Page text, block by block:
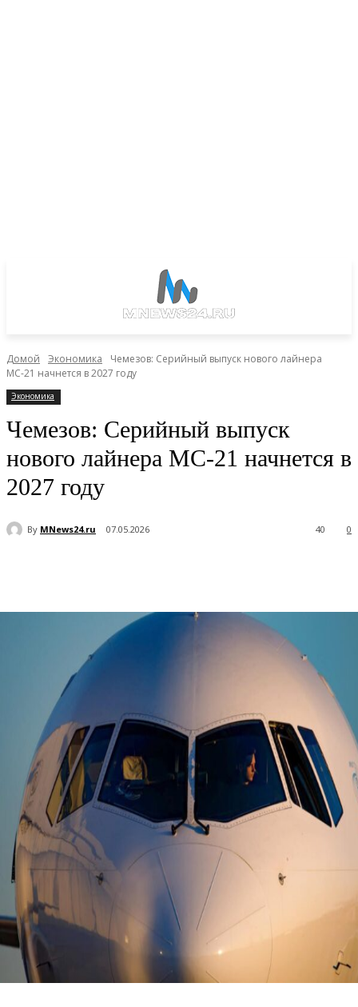
Домой Экономика
Чемезов: Серийный выпуск нового лайнера
МС-21 начнется в 2027 году
Экономика
Чемезов: Серийный выпуск
нового лайнера МС-21 начнется в
2027 году
By MNews24.ru 07.05.2026 0
40